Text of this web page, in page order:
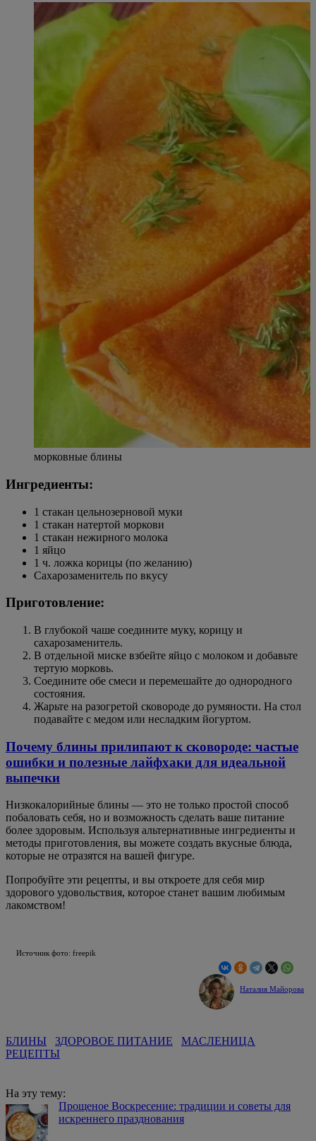
морковные блины
Ингредиенты:
1 стакан цельнозерновой муки
1 стакан натертой моркови
1 стакан нежирного молока
1 яйцо
1 ч. ложка корицы (по желанию)
Сахарозаменитель по вкусу
Приготовление:
В глубокой чаше соедините муку, корицу и
сахарозаменитель.
В отдельной миске взбейте яйцо с молоком и добавьте
тертую морковь.
Соедините обе смеси и перемешайте до однородного
состояния.
Жарьте на разогретой сковороде до румяности. На стол
подавайте с медом или несладким йогуртом.
Почему блины прилипают к сковороде: частые
ошибки и полезные лайфхаки для идеальной
выпечки
Низкокалорийные блины — это не только простой способ
побаловать себя, но и возможность сделать ваше питание
более здоровым. Используя альтернативные ингредиенты и
методы приготовления, вы можете создать вкусные блюда,
которые не отразятся на вашей фигуре.
Попробуйте эти рецепты, и вы откроете для себя мир
здорового удовольствия, которое станет вашим любимым
лакомством!
Источник фото: freepik
Наталия Майорова
БЛИНЫ ЗДОРОВОЕ ПИТАНИЕ
МАСЛЕНИЦА
РЕЦЕПТЫ
На эту тему:
Прощеное Воскресение: традиции и советы для
искреннего празднования